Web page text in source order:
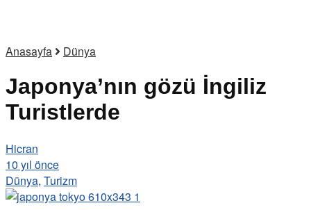
Anasayfa Dünya
Japonya’nın gözü İngiliz
Turistlerde
Hicran
10 yıl önce
Dünya, Turizm